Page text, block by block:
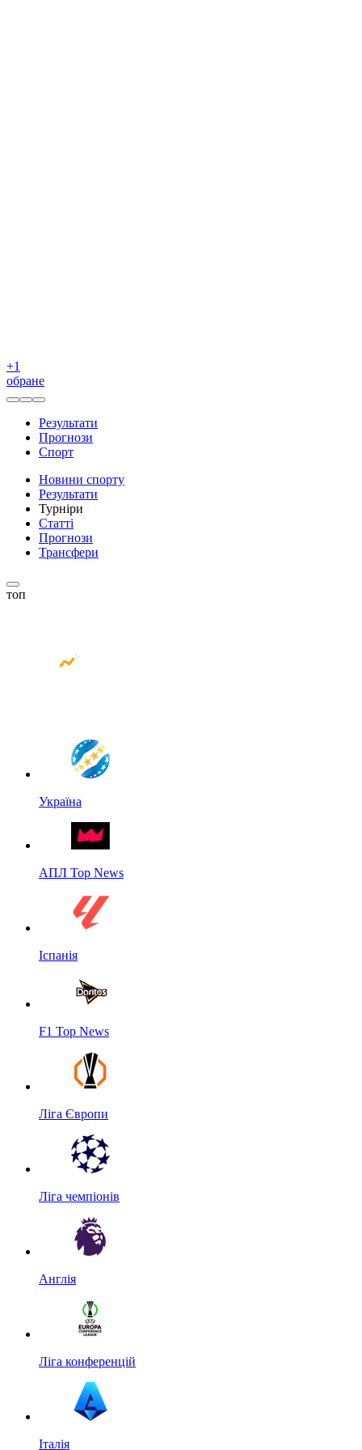
+1
обране
Результати
Прогнози
Спорт
Новини спорту
Результати
Турніри
Статті
Прогнози
Трансфери
топ
Україна
АПЛ Top News
Іспанія
F1 Top News
Ліга Європи
Ліга чемпіонів
Англія
Ліга конференцій
Італія